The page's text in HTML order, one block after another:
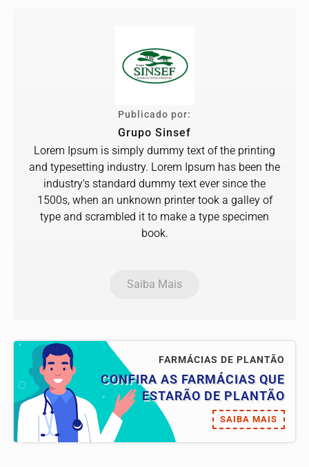
Publicado por:
Grupo Sinsef
Lorem Ipsum is simply dummy text of the printing
and typesetting industry. Lorem Ipsum has been the
industry's standard dummy text ever since the
1500s, when an unknown printer took a galley of
type and scrambled it to make a type specimen
book.
Saiba Mais
FARMÁCIAS DE PLANTÃO
CONFIRA AS FARMÁCIAS QUE
ESTARÃO DE PLANTÃO
SAIBA MAIS